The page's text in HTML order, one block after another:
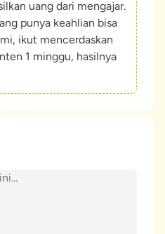
uang dari mengajar.
punya keahlian bisa
ikut mencerdaskan
1 minggu, hasilnya